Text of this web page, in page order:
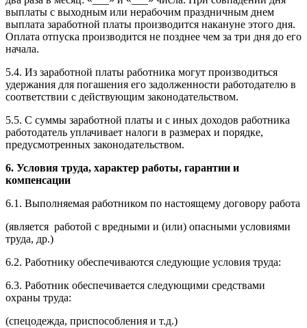
выплаты с выходным или нерабочим праздничным днем
выплата заработной платы производится накануне этого дня.
Оплата отпуска производится не позднее чем за три дня до его
начала.
5.4. Из заработной платы работника могут производиться
удержания для погашения его задолженности работодателю в
соответствии с действующим законодательством.
5.5. С суммы заработной платы и с иных доходов работника
работодатель уплачивает налоги в размерах и порядке,
предусмотренных законодательством.
6. Условия труда, характер работы, гарантии и
компенсации
6.1. Выполняемая работником по настоящему договору работа
(является работой с вредными и (или) опасными условиями
труда, др.)
6.2. Работнику обеспечиваются следующие условия труда:
6.3. Работник обеспечивается следующими средствами
охраны труда:
(спецодежда, приспособления и т.д.)